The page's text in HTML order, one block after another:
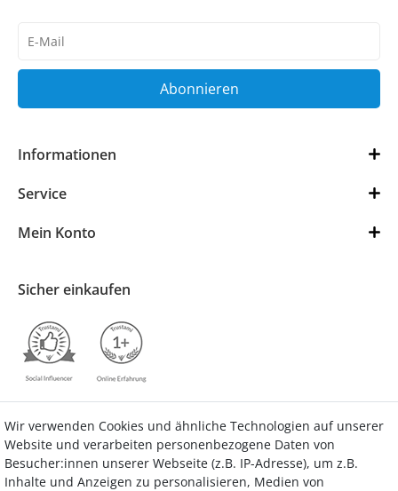
Honig
Abonnieren
Informationen
Service
Mein Konto
Sicher einkaufen
Vertrag widerrufen Kontakt
Wir verwenden Cookies und ähnliche Technologien auf unserer
Website und verarbeiten personenbezogene Daten von
Besucher:innen unserer Webseite (z.B. IP-Adresse), um z.B.
Inhalte und Anzeigen zu personalisieren, Medien von